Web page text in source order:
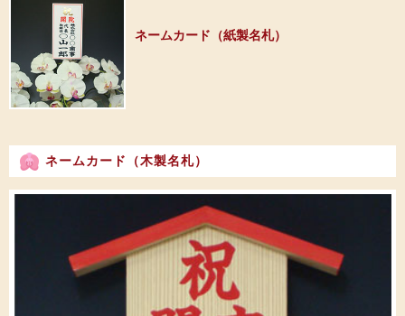
ネームカード（紙製名札）
ネームカード（木製名札）